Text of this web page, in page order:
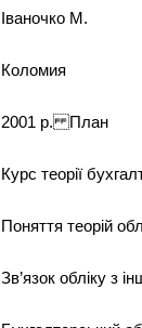
Іваночко М.
Коломия
2001 р. План
Курс теорії
Поняття теорій
Зв’язок обліку з